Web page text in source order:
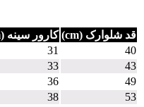
قد شلوارک (cm) کارور سینه (cm)
40
31
43
33
49
36
53
38